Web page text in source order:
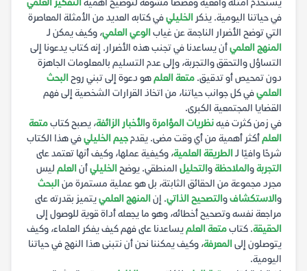
يستخدم أمثلة واقعية وقصصًا مشوقة لتوضيح أهميةالتفكير العلمي
في حياتنا اليومية. يذكر الخليليفي كتابه العديد من الأمثلة المعاصرة
التي توضح الأضرار الناجمة عن غيابالوعي العلمي، وكيف يمكن لـ
المنهج العلميأن يساعدنا في تجنب هذه الأضرار. إنه كتاب يدعونا إلى
التساؤل والتحقق والتجربة، وإلى عدم التسليم بالمعلومات الجاهزة
دون تمحيص أو تدقيق. متعة العلمهو دعوة إلى تبني روحالبحث
العلميفي كل جوانب حياتنا، من اتخاذ القرارات الشخصية إلى فهم
القضايا المجتمعية الكبرى.
في زمن كثرت فيهنظريات المؤامرةوالأخبار الزائفة، يصبح كتابمتعة
العلمأكثر أهمية من أي وقت مضى. يقدمجيم الخليليفي هذا الكتاب
شرحًا وافيًا لـالطريقة العلمية، وكيفية عملها، وكيف أنها تعتمد على
التجربةوالملاحظةوالتحليل المنطقي. يوضحالخليليأنالعلم ليس
مجرد مجموعة من الحقائق الثابتة، بل هو عملية مستمرة منالبحث
والاستكشافوالتصحيح الذاتي. إنالمنهج العلمييتميز بقدرته على
مراجعة نفسه وتصحيح أخطائه، وهو ما يجعله أداة قوية للوصول إلى
الحقيقة. كتابمتعة العلميساعدنا على فهم كيف يفكر العلماء، وكيف
يتوصلون إلىالمعرفة، وكيف يمكننا نحن أن نتبنى هذا النهج في حياتنا
اليومية.